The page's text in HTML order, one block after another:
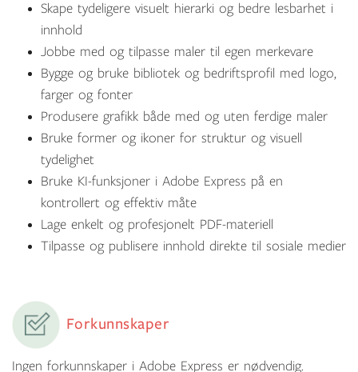
Skape tydeligere visuelt hierarki og bedre lesbarhet i
innhold
Jobbe med og tilpasse maler til egen merkevare
Bygge og bruke bibliotek og bedriftsprofil med logo,
farger og fonter
Produsere grafikk både med og uten ferdige maler
Bruke former og ikoner for struktur og visuell
tydelighet
Bruke KI-funksjoner i Adobe Express på en
kontrollert og effektiv måte
Lage enkelt og profesjonelt PDF-materiell
Tilpasse og publisere innhold direkte til sosiale medier
Forkunnskaper
Ingen forkunnskaper i Adobe Express er nødvendig.